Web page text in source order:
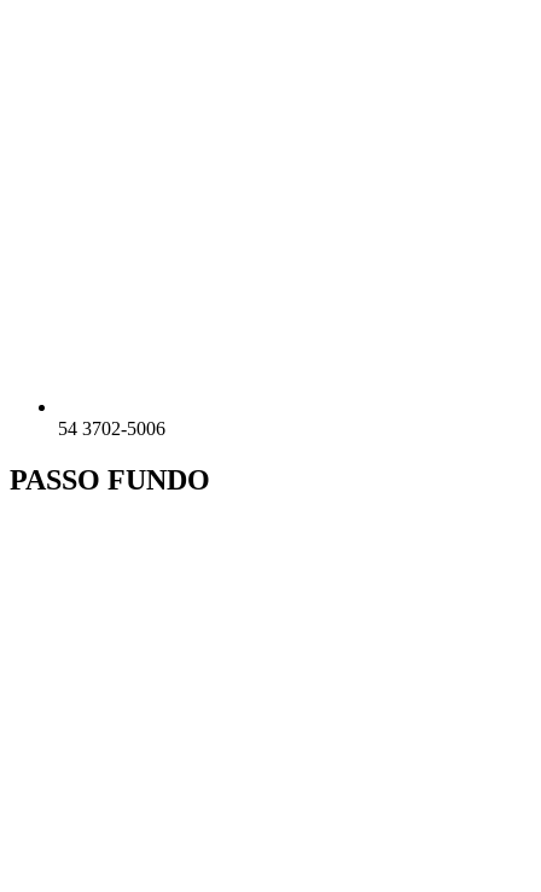
54 3702-5006
PASSO FUNDO